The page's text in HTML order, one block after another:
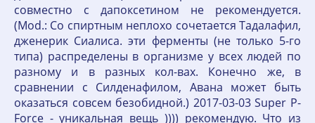
совместно с дапоксетином не рекомендуется.
(Mod.: Со спиртным неплохо сочетается Тадалафил,
дженерик Сиалиса. эти ферменты (не только 5-го
типа) распределены в организме у всех людей по
разному и в разных кол-вах. Конечно же, в
сравнении с Силденафилом, Авана может быть
оказаться совсем безобидной.) 2017-03-03 Super P-
Force - уникальная вещь )))) рекомендую. Что из